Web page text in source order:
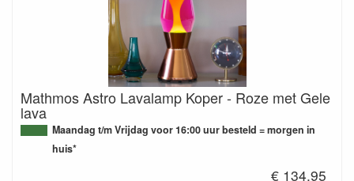
Mathmos Astro Lavalamp Koper - Roze met Gele
lava
Maandag t/m Vrijdag voor 16:00 uur besteld = morgen in
huis*
€ 134.95